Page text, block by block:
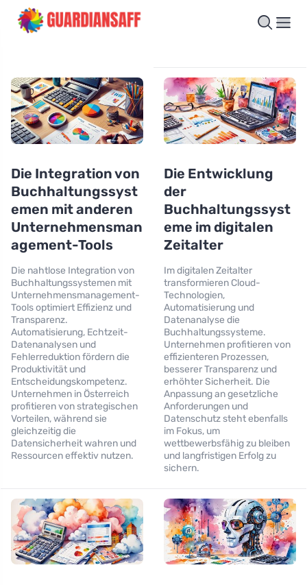
Die Integration von
Buchhaltungssyst
emen mit anderen
Unternehmensman
agement-Tools
Die nahtlose Integration von
Buchhaltungssystemen mit
Unternehmensmanagement-
Tools optimiert Effizienz und
Transparenz.
Automatisierung, Echtzeit-
Datenanalysen und
Fehlerreduktion fördern die
Produktivität und
Entscheidungskompetenz.
Unternehmen in Österreich
profitieren von strategischen
Vorteilen, während sie
gleichzeitig die
Datensicherheit wahren und
Ressourcen effektiv nutzen.
Die Entwicklung
der
Buchhaltungssyst
eme im digitalen
Zeitalter
Im digitalen Zeitalter
transformieren Cloud-
Technologien,
Automatisierung und
Datenanalyse die
Buchhaltungssysteme.
Unternehmen profitieren von
effizienteren Prozessen,
besserer Transparenz und
erhöhter Sicherheit. Die
Anpassung an gesetzliche
Anforderungen und
Datenschutz steht ebenfalls
im Fokus, um
wettbewerbsfähig zu bleiben
und langfristigen Erfolg zu
sichern.